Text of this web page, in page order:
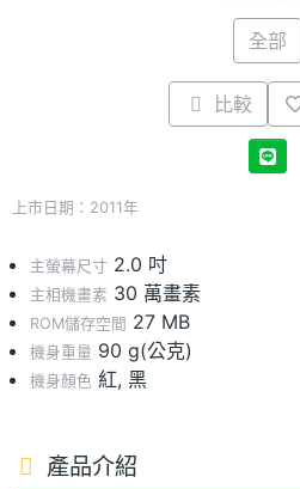
全部
比較
上市日期：2011年
主螢幕尺寸 2.0 吋
主相機畫素 30 萬畫素
ROM儲存空間 27 MB
機身重量 90 g(公克)
機身顏色 紅, 黑
產品介紹